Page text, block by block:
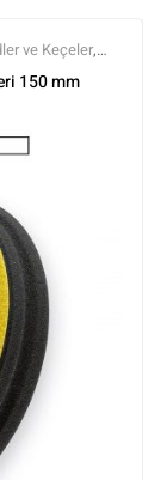
ve Keçeler,
150 mm